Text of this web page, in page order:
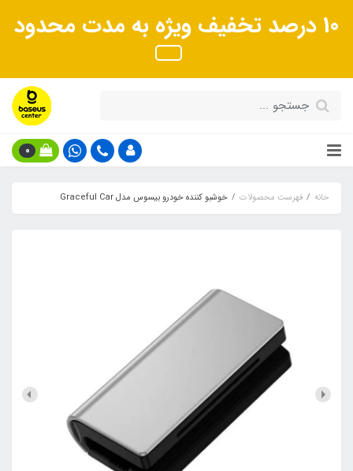
10 درصد تخفیف ویژه به مدت محدود
0
خانه فهرست محصولات خوشبو کننده خودرو بیسوس مدل Graceful Car